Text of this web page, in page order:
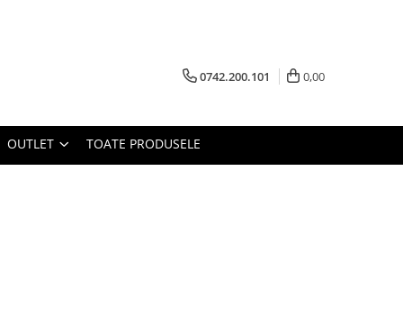
0742.200.101 0,00
OUTLET TOATE PRODUSELE